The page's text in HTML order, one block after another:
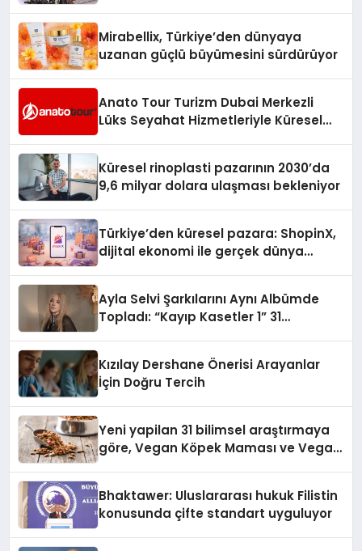
Mirabellix, Türkiye’den dünyaya
uzanan güçlü büyümesini sürdürüyor
Anato Tour Turizm Dubai Merkezli
Lüks Seyahat Hizmetleriyle Küresel
Küresel rinoplasti pazarının 2030’da
9,6 milyar dolara ulaşması bekleniyor
Türkiye’den küresel pazara: ShopinX,
dijital ekonomi ile gerçek dünya
Ayla Selvi Şarkılarını Aynı Albümde
Topladı: “Kayıp Kasetler 1” 31
Kızılay Dershane Önerisi Arayanlar
İçin Doğru Tercih
Yeni yapilan 31 bilimsel araştırmaya
göre, Vegan Köpek Maması ve Vegan
Bhaktawer: Uluslararası hukuk Filistin
konusunda çifte standart uyguluyor